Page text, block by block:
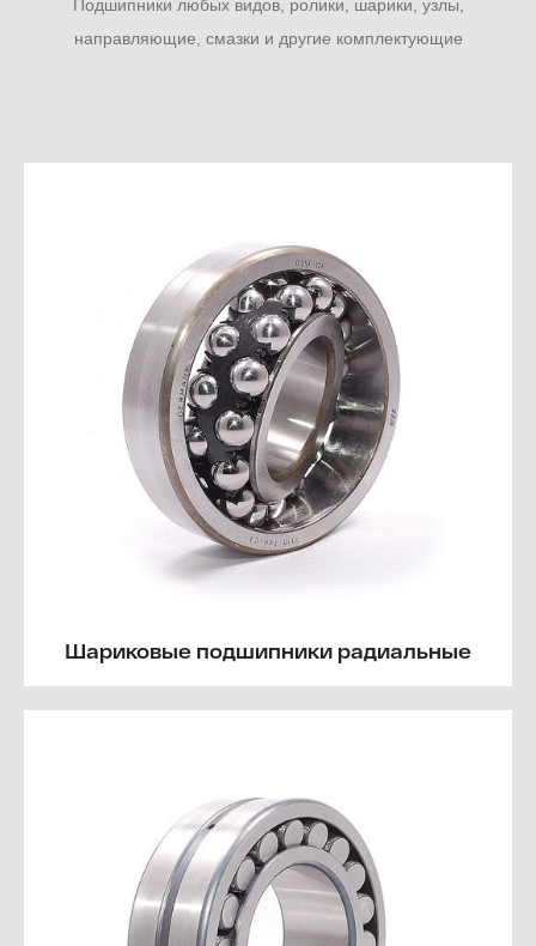
Подшипники любых видов, ролики, шарики, узлы,
направляющие, смазки и другие комплектующие
Шариковые подшипники радиальные